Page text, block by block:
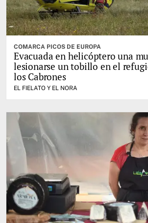
COMARCA PICOS DE EUROPA
Evacuada en helicóptero una
lesionarse un tobillo en el
los Cabrones
EL FIELATO Y EL NORA